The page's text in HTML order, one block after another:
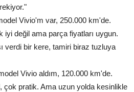
Vivio'm var, 250.000 km'de.
iyi değil ama parça fiyatları uygun.
verdi bir kere, tamiri biraz tuzluya
Vivio aldım, 120.000 km'de.
çok pratik. Ama uzun yolda kesinlikle